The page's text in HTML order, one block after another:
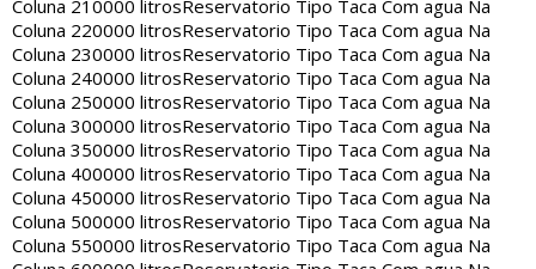
Coluna 210000 litrosReservatorio Tipo Taca Com agua Na
Coluna 220000 litrosReservatorio Tipo Taca Com agua Na
Coluna 230000 litrosReservatorio Tipo Taca Com agua Na
Coluna 240000 litrosReservatorio Tipo Taca Com agua Na
Coluna 250000 litrosReservatorio Tipo Taca Com agua Na
Coluna 300000 litrosReservatorio Tipo Taca Com agua Na
Coluna 350000 litrosReservatorio Tipo Taca Com agua Na
Coluna 400000 litrosReservatorio Tipo Taca Com agua Na
Coluna 450000 litrosReservatorio Tipo Taca Com agua Na
Coluna 500000 litrosReservatorio Tipo Taca Com agua Na
Coluna 550000 litrosReservatorio Tipo Taca Com agua Na